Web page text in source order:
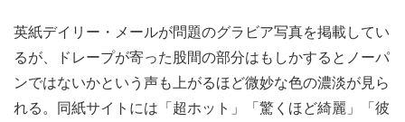
英紙デイリー・メールが問題のグラビア写真を掲載してい
るが、ドレープが寄った股間の部分はもしかするとノーパ
ンではないかという声も上がるほど微妙な色の濃淡が見ら
れる。同紙サイトには「超ホット」「驚くほど綺麗」「彼